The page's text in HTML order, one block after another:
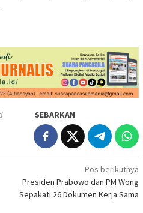
SEBARKAN
Pos berikutnya
Presiden Prabowo dan PM Wong
Sepakati 26 Dokumen Kerja Sama